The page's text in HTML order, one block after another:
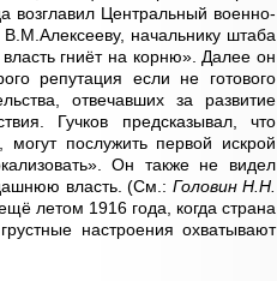
возглавил Центральный военно-
начальнику штаба
гниёт на корню». Далее он
репутация если не готового
отвечавших за развитие
Гучков предсказывал, что
послужить первой искрой
Он также не видел
власть. (См.: Головин Н.Н.
летом 1916 года, когда страна
настроения охватывают